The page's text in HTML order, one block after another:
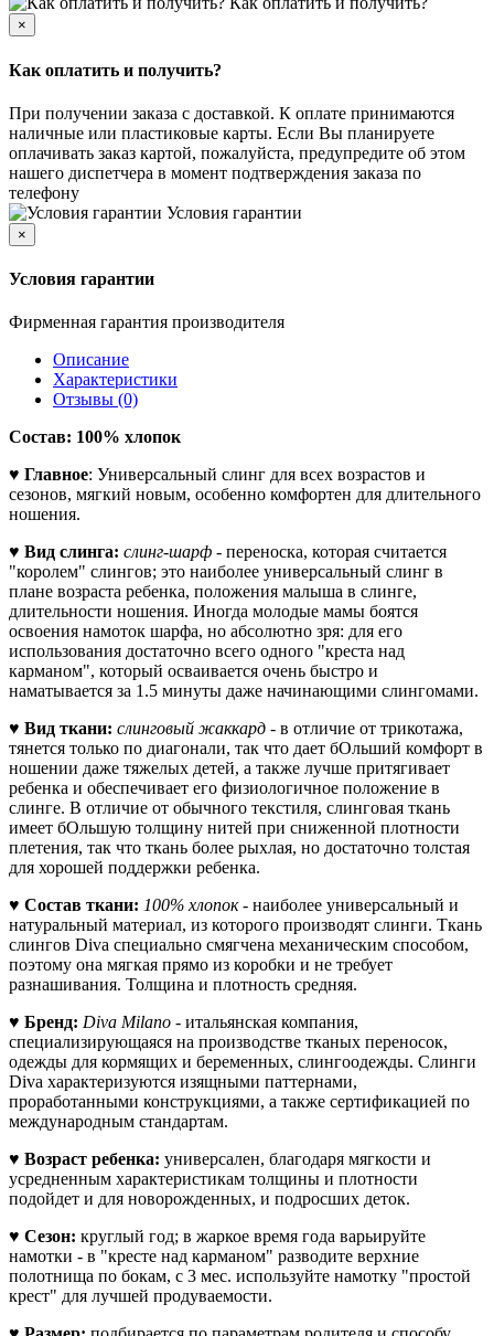
×
Как оплатить и получить?
При получении заказа с доставкой. К оплате принимаются
наличные или пластиковые карты. Если Вы планируете
оплачивать заказ картой, пожалуйста, предупредите об этом
нашего диспетчера в момент подтверждения заказа по
телефону
Условия гарантии
×
Условия гарантии
Фирменная гарантия производителя
Описание
Характеристики
Отзывы (0)
Состав: 100% хлопок
♥ Главное: Универсальный слинг для всех возрастов и
сезонов, мягкий новым, особенно комфортен для длительного
ношения.
♥ Вид слинга: слинг-шарф - переноска, которая считается
"королем" слингов; это наиболее универсальный слинг в
плане возраста ребенка, положения малыша в слинге,
длительности ношения. Иногда молодые мамы боятся
освоения намоток шарфа, но абсолютно зря: для его
использования достаточно всего одного "креста над
карманом", который осваивается очень быстро и
наматывается за 1.5 минуты даже начинающими слингомами.
♥ Вид ткани: слинговый жаккард - в отличие от трикотажа,
тянется только по диагонали, так что дает бОльший комфорт в
ношении даже тяжелых детей, а также лучше притягивает
ребенка и обеспечивает его физиологичное положение в
слинге. В отличие от обычного текстиля, слинговая ткань
имеет бОльшую толщину нитей при сниженной плотности
плетения, так что ткань более рыхлая, но достаточно толстая
для хорошей поддержки ребенка.
♥ Состав ткани: 100% хлопок- наиболее универсальный и
натуральный материал, из которого производят слинги. Ткань
слингов Diva специально смягчена механическим способом,
поэтому она мягкая прямо из коробки и не требует
разнашивания. Толщина и плотность средняя.
♥ Бренд: Diva Milano - итальянская компания,
специализирующаяся на производстве тканых переносок,
одежды для кормящих и беременных, слингоодежды. Слинги
Diva характеризуются изящными паттернами,
проработанными конструкциями, а также сертификацией по
международным стандартам.
♥ Возраст ребенка: универсален, благодаря мягкости и
усредненным характеристикам толщины и плотности
подойдет и для новорожденных, и подросших деток.
♥ Сезон: круглый год; в жаркое время года варьируйте
намотки - в "кресте над карманом" разводите верхние
полотнища по бокам, с 3 мес. используйте намотку "простой
крест" для лучшей продуваемости.